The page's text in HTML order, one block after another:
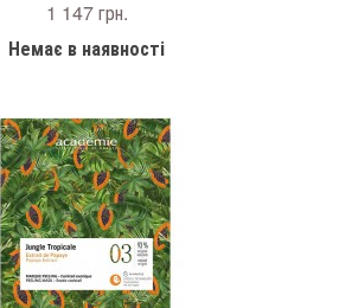
1 147 грн.
Немає в наявності